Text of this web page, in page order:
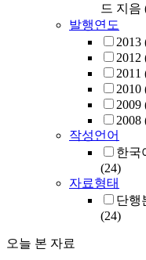
드 지음
발행연도
2013
2012
2011
2010
2009
2008
작성언어
한국
(24)
자료형태
단행
(24)
오늘 본 자료